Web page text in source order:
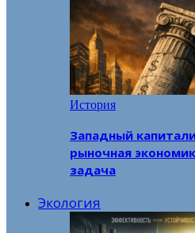
История
Западный
рыночная
задача
Экология